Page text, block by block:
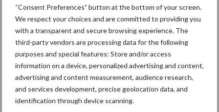
“Consent Preferences” button at the bottom of your screen.
We respect your choices and are committed to providing you
with a transparent and secure browsing experience. The
third-party vendors are processing data for the following
purposes and special features: Store and/or access
information on a device, personalized advertising and content,
advertising and content measurement, audience research,
and services development, precise geolocation data, and
identification through device scanning.
Primaire
Sidebar
Recent nieuws Partner nieuws
8 jan
Belastingdienst publiceert
Landelijke Landbouwnormen 2025
Toon meer